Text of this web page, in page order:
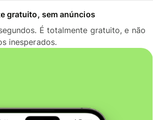
gratuito, sem anúncios
É totalmente gratuito, e não
inesperados.